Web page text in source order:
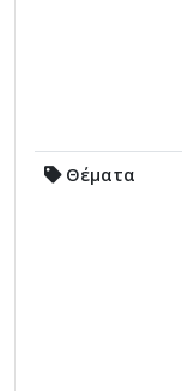
Θέματα